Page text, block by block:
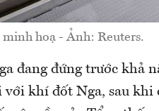
hoạ - Ảnh: Reuters.
đang đứng trước khả
khí đốt Nga, sau khi